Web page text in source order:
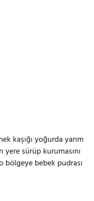
kaşığı yoğurda yarım
yere sürüp kurumasını
bölgeye bebek pudrası